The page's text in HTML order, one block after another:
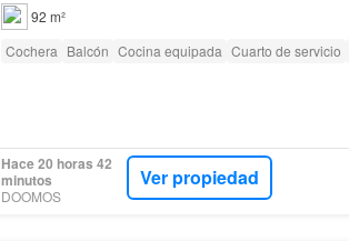
SALA COMEDOR TERRACITA
92 m²
Cochera Balcón Cocina equipada Cuarto de servicio
Hace 20 horas 42
minutos
DOOMOS
Ver propiedad